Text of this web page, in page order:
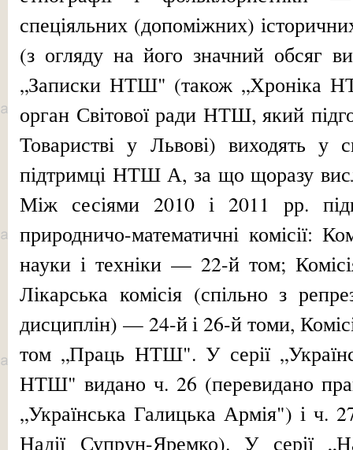
спеціяльних (допоміжних)
(з огляду на його значний обсяг
„Записки НТШ" (також
орган Світової ради НТШ, який
Товаристві у Льво­ві) виходять у
підтримці НТШ А, за що щоразу
Між сесіями 2010 і 2011 рр.
природничо-математичні комісії:
науки і техніки — 22-й том;
Лікарська комісія (спіль­но з
дисциплін) — 24-й і 26-й томи,
том „Праць НТШ". У серії
НТШ" видано ч. 26 (перевидано
„Українська Галицька Армія") і ч.
Надії Супрун-Яремко). У серії